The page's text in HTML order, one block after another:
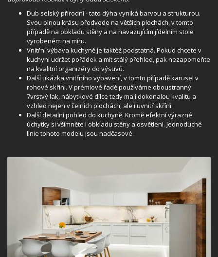
Dub selský přírodní - tato dýha vyniká barvou a strukturou.
Svou plnou krásu předvede na větších plochách, v tomto
případě na obkladu stěny a na navazujícím jídelním stole
vyrobeném na míru.
Vnitřní výbava kuchyně je taktéž podstatná. Pokud chcete v
kuchyni udržet pořádek a mít stálý přehled, pak nezapomeňte
na kvalitní organizéry do výsuvů.
Další ukázka vnitřního vybavení, v tomto případě karusel v
rohové skříni. V prémiové řadě používáme oboustranný
7vrstvý lak, nábytkové dílce tedy mají dokonalou kvalitu a
vzhled nejen v čelních plochách, ale i uvnitř skříní.
Další detailní pohled do kuchyně. Kromě efektní výrazné
úchytky si všimněte i obkladu stěny a osvětlení. Jednoduché
linie tohoto modelu jsou nadčasové.